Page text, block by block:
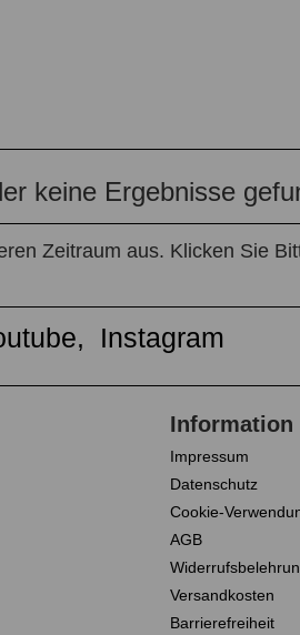
keine Ergebnisse
Zeitraum aus. Klicken Sie
Impressum
Datenschutz
Cookie-
AGB
Versandkosten
Barrierefreiheit